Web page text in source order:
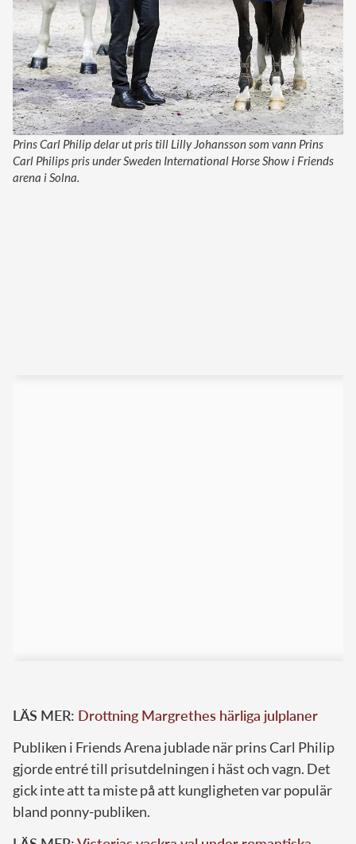
Prins Carl Philip delar ut pris till Lilly Johansson som vann Prins
Carl Philips pris under Sweden International Horse Show i Friends
arena i Solna.
LÄS MER: Drottning Margrethes härliga julplaner
Publiken i Friends Arena jublade när prins Carl Philip
gjorde entré till prisutdelningen i häst och vagn. Det
gick inte att ta miste på att kungligheten var populär
bland ponny-publiken.